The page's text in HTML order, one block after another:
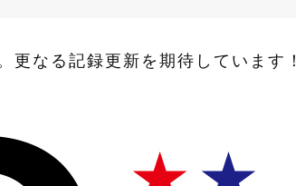
更なる記録更新を期待しています！